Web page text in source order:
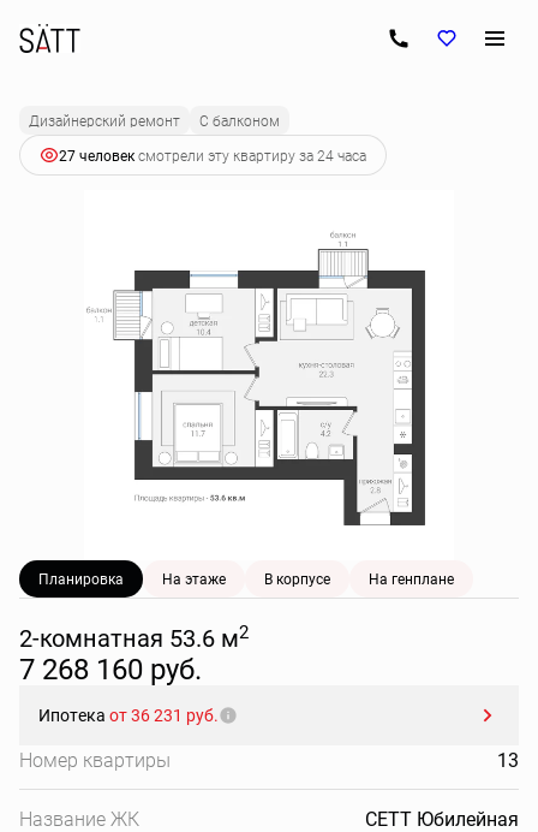
2-комнатная 7 268 160 руб.
Ипотека
Дизайнерский ремонт
С балконом
27 человексмотрели эту квартиру за 24 часа
Планировка На этаже В корпусе На генплане
2-комнатная 53.6 м2
7 268 160 руб.
Ипотека от 36 231 руб.
Номер квартиры 13
Название ЖК СЕТТ Юбилейная